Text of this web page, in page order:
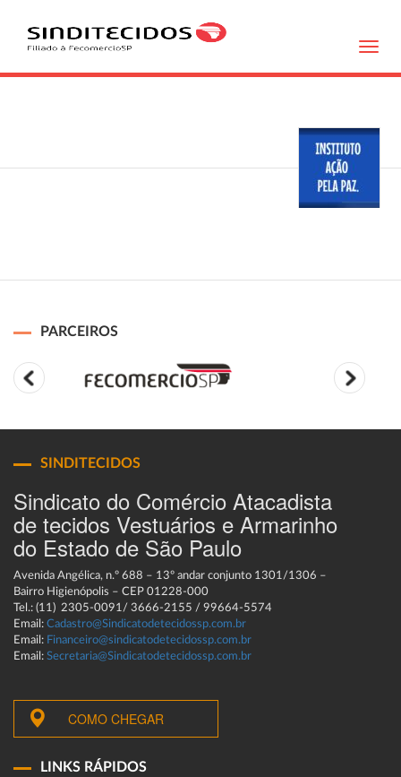
PARCEIROS
SINDITECIDOS
Sindicato do Comércio Atacadista
de tecidos Vestuários e Armarinho
do Estado de São Paulo
Avenida Angélica, n.º 688 – 13º andar conjunto 1301/1306 –
Bairro Higienópolis – CEP 01228-000
Tel.: (11) 2305-0091/ 3666-2155 / 99664-5574
Email: Cadastro@Sindicatodetecidossp.com.br
Email: Financeiro@sindicatodetecidossp.com.br
Email: Secretaria@Sindicatodetecidossp.com.br
COMO CHEGAR
LINKS RÁPIDOS